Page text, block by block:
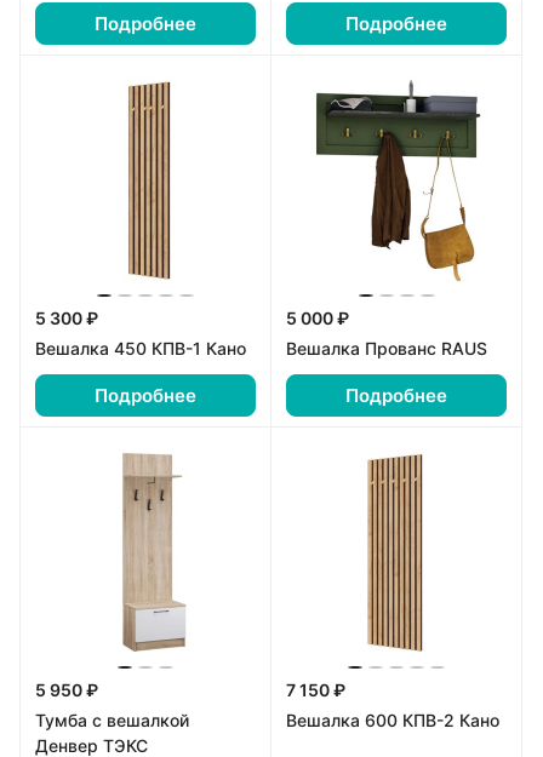
Подробнее Подробнее
5 300 ₽
Вешалка 450 КПВ-1 Кано
Подробнее
5 000 ₽
Вешалка Прованс RAUS
Подробнее
5 950 ₽
Тумба с вешалкой
Денвер ТЭКС
7 150 ₽
Вешалка 600 КПВ-2 Кано